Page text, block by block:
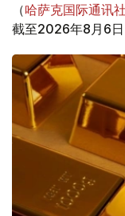
（哈萨克国际通讯
截至2026年8月6日